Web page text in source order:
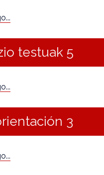
testuak 5
3